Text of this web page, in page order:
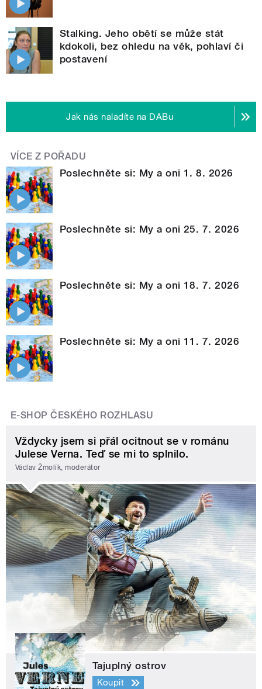
Stalking. Jeho obětí se může stát
kdokoli, bez ohledu na věk, pohlaví či
postavení
Jak nás naladíte na DABu
VÍCE Z POŘADU
Poslechněte si: My a oni 1. 8. 2026
Poslechněte si: My a oni 25. 7. 2026
Poslechněte si: My a oni 18. 7. 2026
Poslechněte si: My a oni 11. 7. 2026
E-SHOP ČESKÉHO ROZHLASU
Vždycky jsem si přál ocitnout se v románu
Julese Verna. Teď se mi to splnilo.
Václav Žmolík, moderátor
Tajuplný ostrov
Koupit